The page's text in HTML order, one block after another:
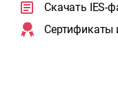
Скачать IES-
Сертификаты